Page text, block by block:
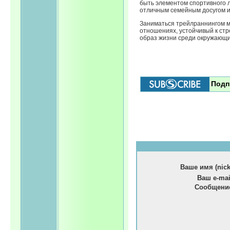
быть элементом спортивного
отличным семейным досугом
Заниматься трейлраннингом
отношениях, устойчивый к
образ жизни среди